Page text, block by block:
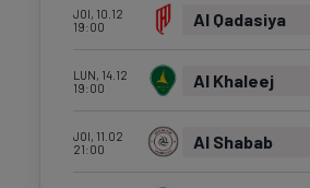
JOI, 10.12
19:00
Al Qadasiya
LUN, 14.12
19:00
Al Khaleej
JOI, 11.02
21:00
Al Shabab